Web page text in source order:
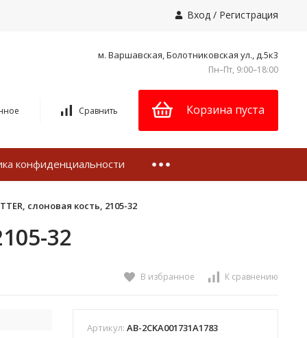
Вход / Регистрация
м. Варшавская, Болотниковская ул., д.5к3
Пн–Пт, 9:00–18:00
Сравнить Корзина пуста
конфиденциальности
слоновая кость, 2105-32
32
В избранное К сравнению
Артикул: AB-2CKA001731A1783